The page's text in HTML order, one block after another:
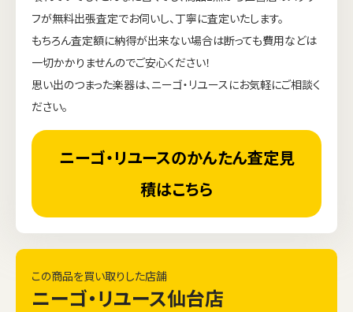
フが無料出張査定でお伺いし、丁寧に査定いたします。
もちろん査定額に納得が出来ない場合は断っても費用などは
一切かかりませんのでご安心ください！
思い出のつまった楽器は、ニーゴ・リユースにお気軽にご相談く
ださい。
ニーゴ・リユースのかんたん査定見
積はこちら
この商品を買い取りした店舗
ニーゴ・リユース仙台店